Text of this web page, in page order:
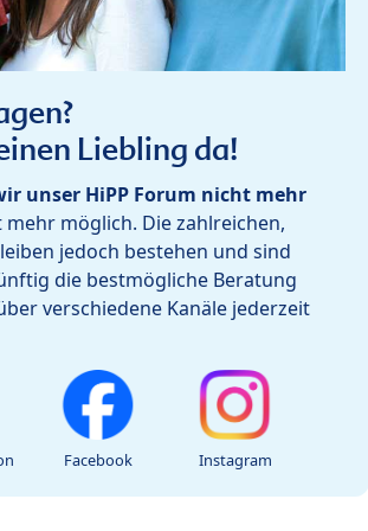
Liebling da!
unser HiPP Forum nicht mehr
möglich. Die zahlreichen,
jedoch bestehen und sind
die bestmögliche Beratung
verschiedene Kanäle jederzeit
Facebook Instagram